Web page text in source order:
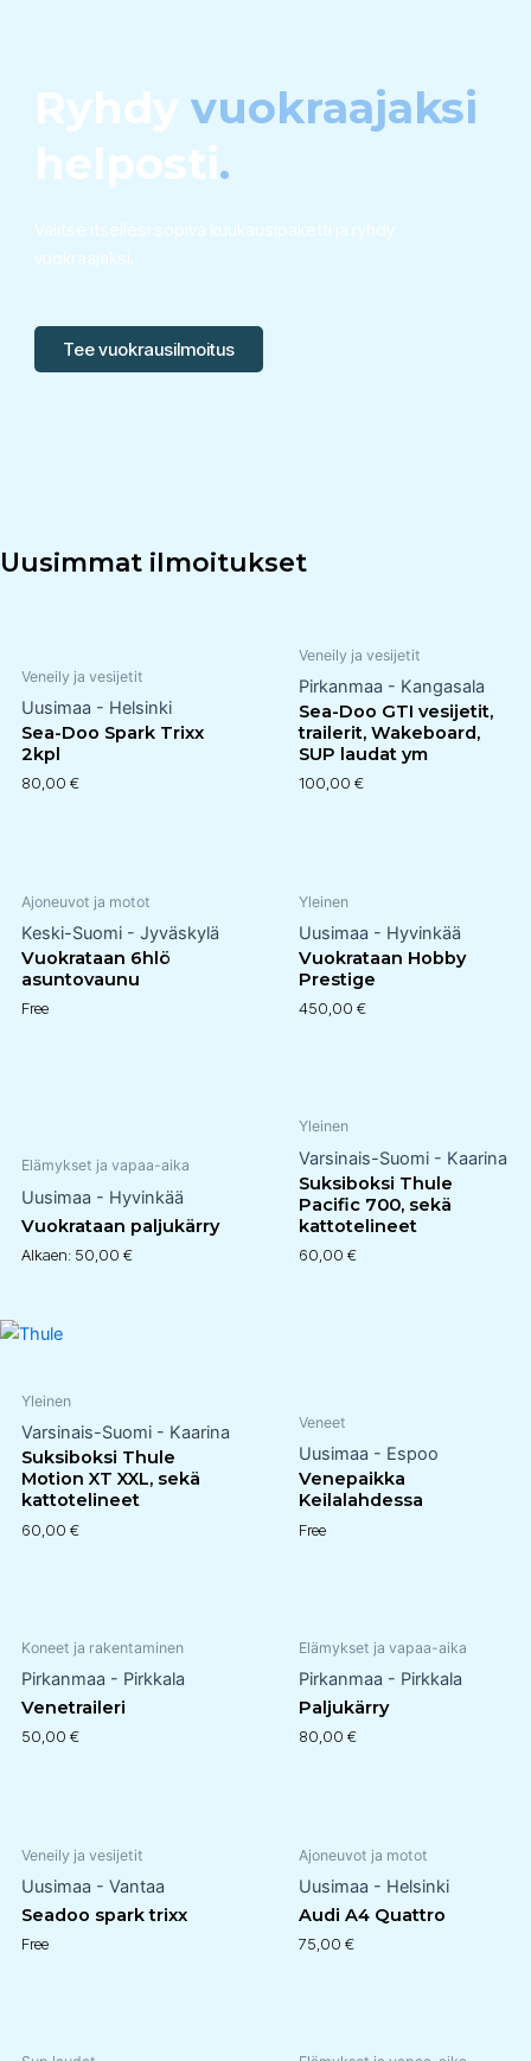
Ryhdyvuokraajaksi
helposti.
Valitse itsellesi sopiva kuukausipaketti ja ryhdy
vuokraajaksi.
Tee vuokrausilmoitus
Uusimmat ilmoitukset
Veneily ja vesijetit
Uusimaa - Helsinki
Sea-Doo Spark Trixx
2kpl
80,00 €
Veneily ja vesijetit
Pirkanmaa - Kangasala
Sea-Doo GTI vesijetit,
trailerit, Wakeboard,
SUP laudat ym
100,00 €
Ajoneuvot ja motot
Keski-Suomi - Jyväskylä
Vuokrataan 6hlö
asuntovaunu
Free
Yleinen
Uusimaa - Hyvinkää
Vuokrataan Hobby
Prestige
450,00 €
Elämykset ja vapaa-aika
Uusimaa - Hyvinkää
Vuokrataan paljukärry
Alkaen: 50,00 €
Yleinen
Varsinais-Suomi - Kaarina
Suksiboksi Thule
Pacific 700, sekä
kattotelineet
60,00 €
Yleinen
Varsinais-Suomi - Kaarina
Suksiboksi Thule
Motion XT XXL, sekä
kattotelineet
60,00 €
Veneet
Uusimaa - Espoo
Venepaikka
Keilalahdessa
Free
Koneet ja rakentaminen
Pirkanmaa - Pirkkala
Venetraileri
50,00 €
Elämykset ja vapaa-aika
Pirkanmaa - Pirkkala
Paljukärry
80,00 €
Veneily ja vesijetit
Uusimaa - Vantaa
Seadoo spark trixx
Free
Ajoneuvot ja motot
Uusimaa - Helsinki
Audi A4 Quattro
75,00 €